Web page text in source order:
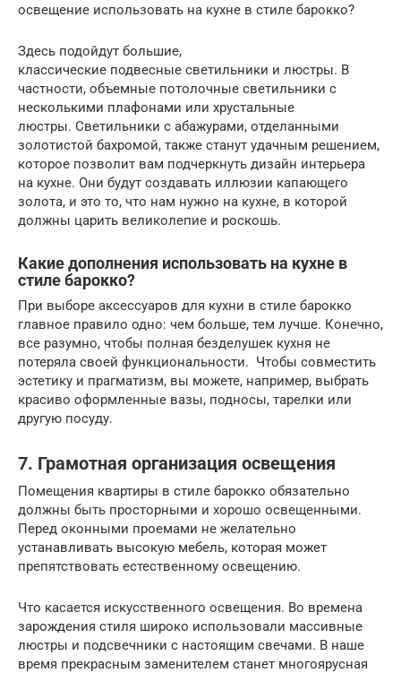
освещение использовать на кухне в стиле барокко?
Здесь подойдут большие,
классические подвесные светильники и люстры. В
частности, объемные потолочные светильники с
несколькими плафонами или хрустальные
люстры. Светильники с абажурами, отделанными
золотистой бахромой, также станут удачным решением,
которое позволит вам подчеркнуть дизайн интерьера
на кухне. Они будут создавать иллюзии капающего
золота, и это то, что нам нужно на кухне, в которой
должны царить великолепие и роскошь.
Какие дополнения использовать на кухне в
стиле барокко?
При выборе аксессуаров для кухни в стиле барокко
главное правило одно: чем больше, тем лучше. Конечно,
все разумно, чтобы полная безделушек кухня не
потеряла своей функциональности. Чтобы совместить
эстетику и прагматизм, вы можете, например, выбрать
красиво оформленные вазы, подносы, тарелки или
другую посуду.
7. Грамотная организация освещения
Помещения квартиры в стиле барокко обязательно
должны быть просторными и хорошо освещенными.
Перед оконными проемами не желательно
устанавливать высокую мебель, которая может
препятствовать естественному освещению.
Что касается искусственного освещения. Во времена
зарождения стиля широко использовали массивные
люстры и подсвечники с настоящим свечами. В наше
время прекрасным заменителем станет многоярусная